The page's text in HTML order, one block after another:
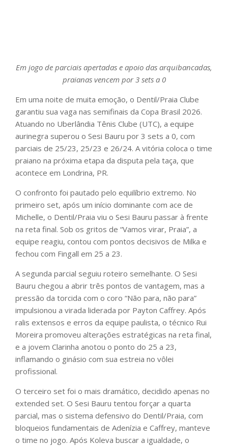
Em jogo de parciais apertadas e apoio das arquibancadas,
praianas vencem por 3 sets a 0
Em uma noite de muita emoção, o Dentil/Praia Clube
garantiu sua vaga nas semifinais da Copa Brasil 2026.
Atuando no Uberlândia Tênis Clube (UTC), a equipe
aurinegra superou o Sesi Bauru por 3 sets a 0, com
parciais de 25/23, 25/23 e 26/24. A vitória coloca o time
praiano na próxima etapa da disputa pela taça, que
acontece em Londrina, PR.
O confronto foi pautado pelo equilíbrio extremo. No
primeiro set, após um início dominante com ace de
Michelle, o Dentil/Praia viu o Sesi Bauru passar à frente
na reta final. Sob os gritos de “Vamos virar, Praia”, a
equipe reagiu, contou com pontos decisivos de Milka e
fechou com Fingall em 25 a 23.
A segunda parcial seguiu roteiro semelhante. O Sesi
Bauru chegou a abrir três pontos de vantagem, mas a
pressão da torcida com o coro “Não para, não para”
impulsionou a virada liderada por Payton Caffrey. Após
ralis extensos e erros da equipe paulista, o técnico Rui
Moreira promoveu alterações estratégicas na reta final,
e a jovem Clarinha anotou o ponto do 25 a 23,
inflamando o ginásio com sua estreia no vôlei
profissional.
O terceiro set foi o mais dramático, decidido apenas no
extended set. O Sesi Bauru tentou forçar a quarta
parcial, mas o sistema defensivo do Dentil/Praia, com
bloqueios fundamentais de Adenízia e Caffrey, manteve
o time no jogo. Após Koleva buscar a igualdade, o